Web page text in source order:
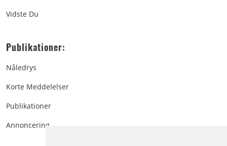
Vidste Du
Publikationer:
Nåledrys
Korte Meddelelser
Publikationer
Annoncering